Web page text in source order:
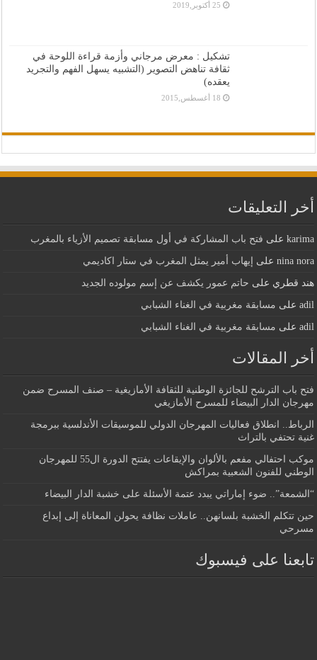
25 أكتوبر,2019
تشكيل : معرض مرجاني وأزمة قراءة اللوحة في
ثقافة تناهض التصوير (التشبيه يسهل الفهم والتجريد
يعقده)
18 أغسطس,2015
أخر التعليقات
karima على فتح باب المشاركة في أول مسابقة تصميم الأزياء بالمغرب
nina nora على إيهاب أمير يمثل المغرب في ستار اكاديمي
هند قطري على حاتم عمور يكشف عن إسم مولوده الجديد
adil على مسابقة مغربية في الغناء الشبابي
adil على مسابقة مغربية في الغناء الشبابي
أخر المقالات
فتح باب الترشح للجائزة الوطنية للثقافة الأمازيغية – صنف المسرح ضمن
مهرجان الدار البيضاء للمسرح الأمازيغي
الرباط.. انطلاق فعاليات المهرجان الدولي للموسيقات الأندلسية ببرمجة
غنية تحتفي بالتراث
موكب احتفالي مفعم بالألوان والإيقاعات يفتتح الدورة ال55 للمهرجان
الوطني للفنون الشعبية بمراكش
“الشمعة”.. ضوء إماراتي يبدد عتمة الأسئلة على خشبة الدار البيضاء
حين تتكلم الخشبة بلسانهن.. عاملات نظافة يحولن المعاناة إلى إبداع
مسرحي
تابعنا على فيسبوك